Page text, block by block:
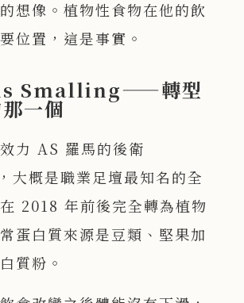
想像。植物性食物在他的飲
位置，這是事實。
Smalling——轉型
一個
力 AS 羅馬的後衛
概是職業足壇最知名的全
2018 年前後完全轉為植物
蛋白質來源是豆類、堅果加
質粉。